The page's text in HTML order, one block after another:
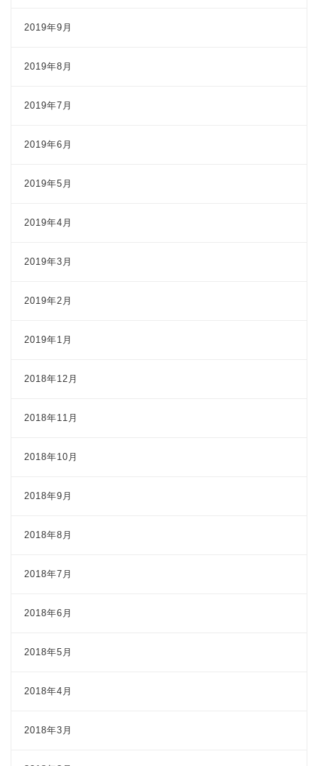
2019年9月
2019年8月
2019年7月
2019年6月
2019年5月
2019年4月
2019年3月
2019年2月
2019年1月
2018年12月
2018年11月
2018年10月
2018年9月
2018年8月
2018年7月
2018年6月
2018年5月
2018年4月
2018年3月